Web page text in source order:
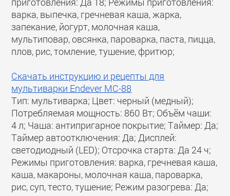
приготовления: Да 18; Режимы приготовления:
варка, выпечка, гречневая каша, жарка,
запекание, йогурт, молочная каша,
мультиповар, овсянка, пароварка, паста, пицца,
плов, рис, томление, тушение, фритюр;
Скачать инструкцию и рецепты для
мультиварки Endever MC-88
Тип: мультиварка; Цвет: черный (медный);
Потребляемая мощность: 860 Вт; Объём чаши:
4 л; Чаша: антипригарное покрытие; Таймер: Да;
Таймер автоотключения: Да; Дисплей:
светодиодный (LED); Отсрочка старта: Да 24 ч;
Режимы приготовления: варка, гречневая каша,
каша, макароны, молочная каша, пароварка,
рис, суп, тесто, тушение; Режим разогрева: Да;